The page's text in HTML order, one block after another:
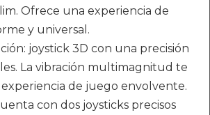
Ofrece una experiencia de
y universal.
joystick 3D con una precisión
La vibración multimagnitud te
de juego envolvente.
con dos joysticks precisos